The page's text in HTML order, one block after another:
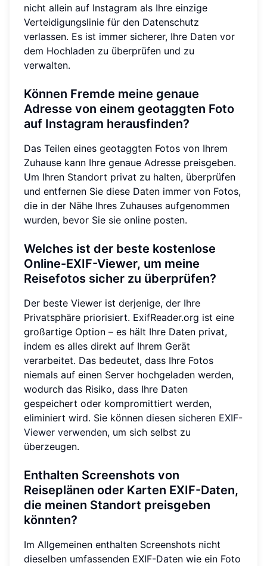
nicht allein auf Instagram als Ihre einzige
Verteidigungslinie für den Datenschutz
verlassen. Es ist immer sicherer, Ihre Daten vor
dem Hochladen zu überprüfen und zu
verwalten.
Können Fremde meine genaue
Adresse von einem geotaggten Foto
auf Instagram herausfinden?
Das Teilen eines geotaggten Fotos von Ihrem
Zuhause kann Ihre genaue Adresse preisgeben.
Um Ihren Standort privat zu halten, überprüfen
und entfernen Sie diese Daten immer von Fotos,
die in der Nähe Ihres Zuhauses aufgenommen
wurden, bevor Sie sie online posten.
Welches ist der beste kostenlose
Online-EXIF-Viewer, um meine
Reisefotos sicher zu überprüfen?
Der beste Viewer ist derjenige, der Ihre
Privatsphäre priorisiert. ExifReader.org ist eine
großartige Option – es hält Ihre Daten privat,
indem es alles direkt auf Ihrem Gerät
verarbeitet. Das bedeutet, dass Ihre Fotos
niemals auf einen Server hochgeladen werden,
wodurch das Risiko, dass Ihre Daten
gespeichert oder kompromittiert werden,
eliminiert wird. Sie können diesen sicheren EXIF-
Viewer verwenden, um sich selbst zu
überzeugen.
Enthalten Screenshots von
Reiseplänen oder Karten EXIF-Daten,
die meinen Standort preisgeben
könnten?
Im Allgemeinen enthalten Screenshots nicht
dieselben umfassenden EXIF-Daten wie ein Foto